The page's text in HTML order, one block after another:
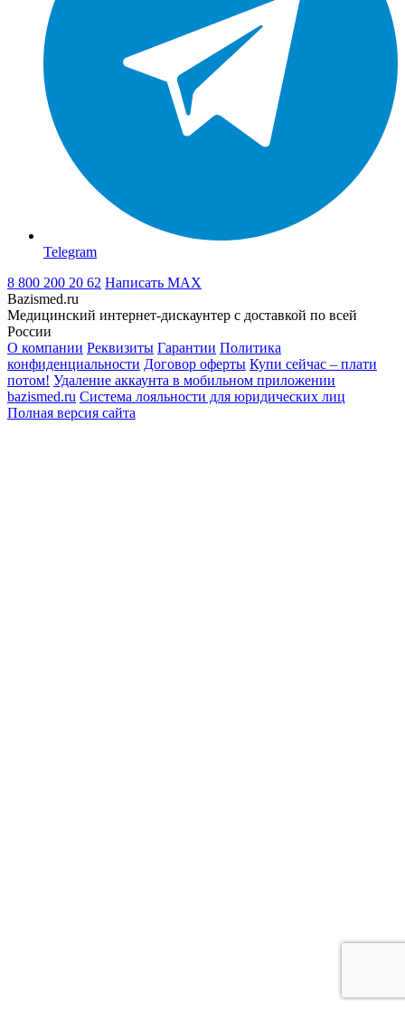
Telegram
8 800 200 20 62 Написать MAX
Bazismed.ru
Медицинский интернет-дискаунтер с доставкой по всей
России
О компании Реквизиты Гарантии Политика
конфиденциальности Договор оферты Купи сейчас – плати
потом! Удаление аккаунта в мобильном приложении
bazismed.ru Система лояльности для юридических лиц
Полная версия сайта